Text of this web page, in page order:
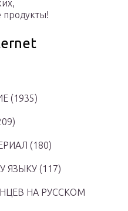
продукты!
(1935)
(180)
ЯЗЫКУ (117)
НА РУССКОМ